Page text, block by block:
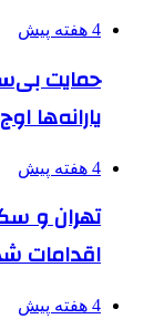
4 هفته پیش
حمایت
یارانه‌ها
4 هفته پیش
تهران و
اقدامات
4 هفته پیش